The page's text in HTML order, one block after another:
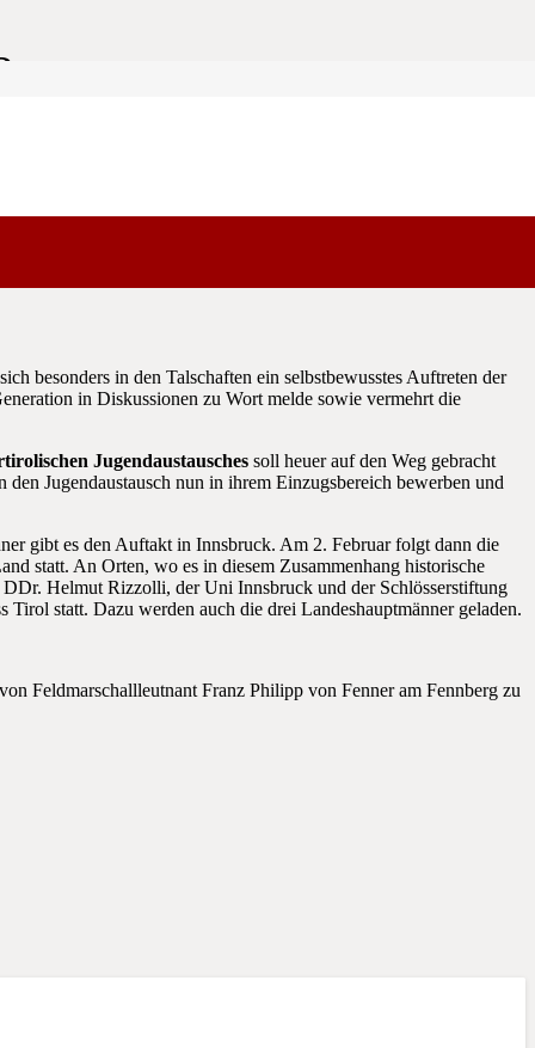
besonders in den Talschaften ein selbstbewusstes Auftreten der
in Diskussionen zu Wort melde sowie vermehrt die
Jugendaustausches soll heuer auf den Weg gebracht
Jugendaustausch nun in ihrem Einzugsbereich bewerben und
gibt es den Auftakt in Innsbruck. Am 2. Februar folgt dann die
statt. An Orten, wo es in diesem Zusammenhang historische
Helmut Rizzolli, der Uni Innsbruck und der Schlösserstiftung
statt. Dazu werden auch die drei Landeshauptmänner geladen.
Feldmarschallleutnant Franz Philipp von Fenner am Fennberg zu